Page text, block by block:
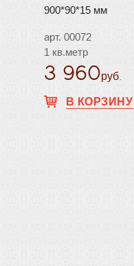
900*90*15 мм
арт. 00072
1 кв.метр
3 960руб.
В КОРЗИНУ